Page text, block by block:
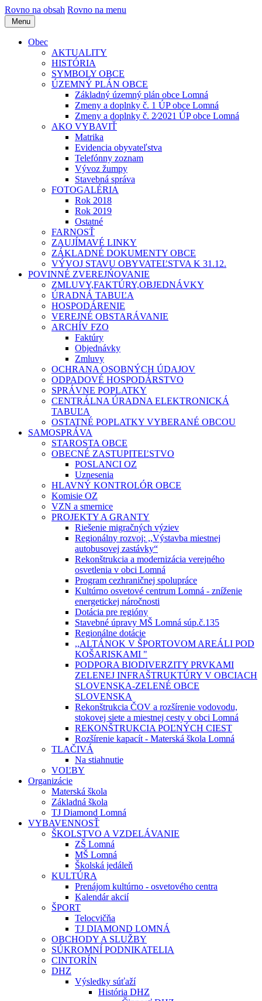
Rovno na obsah Rovno na menu
Menu
Obec
AKTUALITY
HISTÓRIA
SYMBOLY OBCE
ÚZEMNÝ PLÁN OBCE
Základný územný plán obce Lomná
Zmeny a doplnky č. 1 ÚP obce Lomná
Zmeny a doplnky č. 2⁄2021 ÚP obce Lomná
AKO VYBAVIŤ
Matrika
Evidencia obyvateľstva
Telefónny zoznam
Vývoz žumpy
Stavebná správa
FOTOGALÉRIA
Rok 2018
Rok 2019
Ostatné
FARNOSŤ
ZAUJÍMAVÉ LINKY
ZÁKLADNÉ DOKUMENTY OBCE
VÝVOJ STAVU OBYVATEĽSTVA K 31.12.
POVINNÉ ZVEREJŃOVANIE
ZMLUVY,FAKTÚRY,OBJEDNÁVKY
ÚRADNÁ TABUĽA
HOSPODÁRENIE
VEREJNÉ OBSTARÁVANIE
ARCHÍV FZO
Faktúry
Objednávky
Zmluvy
OCHRANA OSOBNÝCH ÚDAJOV
ODPADOVÉ HOSPODÁRSTVO
SPRÁVNE POPLATKY
CENTRÁLNA ÚRADNA ELEKTRONICKÁ
TABUĽA
OSTATNÉ POPLATKY VYBERANÉ OBCOU
SAMOSPRÁVA
STAROSTA OBCE
OBECNÉ ZASTUPITEĽSTVO
POSLANCI OZ
Uznesenia
HLAVNÝ KONTROLÓR OBCE
Komisie OZ
VZN a smernice
PROJEKTY A GRANTY
Riešenie migračných výziev
Regionálny rozvoj: ,,Výstavba miestnej
autobusovej zastávky“
Rekonštrukcia a modernizácia verejného
osvetlenia v obci Lomná
Program cezhraničnej spolupráce
Kultúrno osvetové centrum Lomná - zníženie
energetickej náročnosti
Dotácia pre regióny
Stavebné úpravy MŠ Lomná súp.č.135
Regionálne dotácie
,,ALTÁNOK V ŠPORTOVOM AREÁLI POD
KOŠARISKAMI "
PODPORA BIODIVERZITY PRVKAMI
ZELENEJ INFRAŠTRUKTÚRY V OBCIACH
SLOVENSKA-ZELENÉ OBCE
SLOVENSKA
Rekonštrukcia ČOV a rozšírenie vodovodu,
stokovej siete a miestnej cesty v obci Lomná
REKONŠTRUKCIA POĽNÝCH CIEST
Rozšírenie kapacít - Materská škola Lomná
TLAČIVÁ
Na stiahnutie
VOĽBY
Organizácie
Materská škola
Základná škola
TJ Diamond Lomná
VYBAVENNOSŤ
ŠKOLSTVO A VZDELÁVANIE
ZŠ Lomná
MŠ Lomná
Školská jedáleň
KULTÚRA
Prenájom kultúrno - osvetového centra
Kalendár akcií
ŠPORT
Telocvičňa
TJ DIAMOND LOMNÁ
OBCHODY A SLUŽBY
SÚKROMNÍ PODNIKATELIA
CINTORÍN
DHZ
Výsledky súťaží
História DHZ